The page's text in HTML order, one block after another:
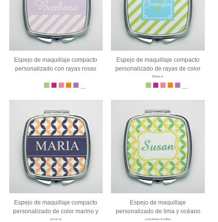
Espejo de maquillaje compacto
personalizado con rayas rosas
Espejo de maquillaje compacto
personalizado de rayas de color
lima
Espejo de maquillaje compacto
personalizado de color marino y
rosa
Espejo de maquillaje
personalizado de lima y océano
compacto